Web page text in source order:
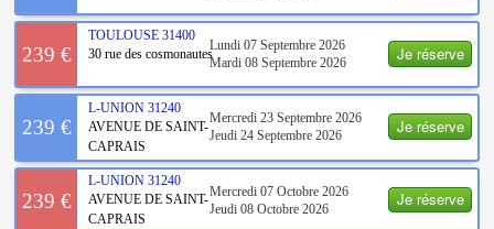
Je réserve
239 €
TOULOUSE 31400
30 rue des cosmonautes
Lundi 07 Septembre 2026
Mardi 08 Septembre 2026
Je réserve
239 €
L-UNION 31240
AVENUE DE SAINT-
CAPRAIS
Mercredi 23 Septembre 2026
Jeudi 24 Septembre 2026
Je réserve
239 €
L-UNION 31240
AVENUE DE SAINT-
CAPRAIS
Mercredi 07 Octobre 2026
Jeudi 08 Octobre 2026